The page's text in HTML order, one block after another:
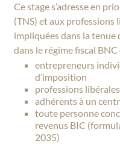
Ce stage s’adresse en
(TNS) et aux professions
impliquées dans la tenue
dans le régime fiscal
entrepreneurs
d’imposition
professions libérales
adhérents à un
toute personne
revenus BIC
2035)